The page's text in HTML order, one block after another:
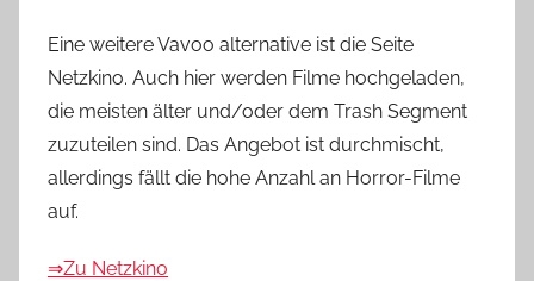
Eine weitere Vavoo alternative ist die Seite
Netzkino. Auch hier werden Filme hochgeladen,
die meisten älter und/oder dem Trash Segment
zuzuteilen sind. Das Angebot ist durchmischt,
allerdings fällt die hohe Anzahl an Horror-Filme
auf.
⇒Zu Netzkino